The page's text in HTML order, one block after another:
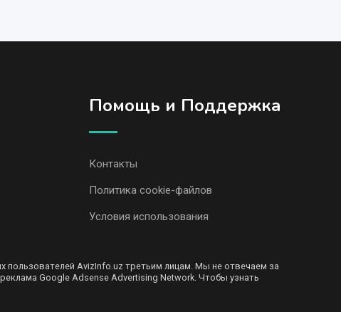
Помощь и Поддержка
Контакты
Политика cookie-файлов
Условия использования
AvizInfo.uz третьим лицам. Мы не отвечаем за
Google Adsense Advertising Network. Чтобы узнать